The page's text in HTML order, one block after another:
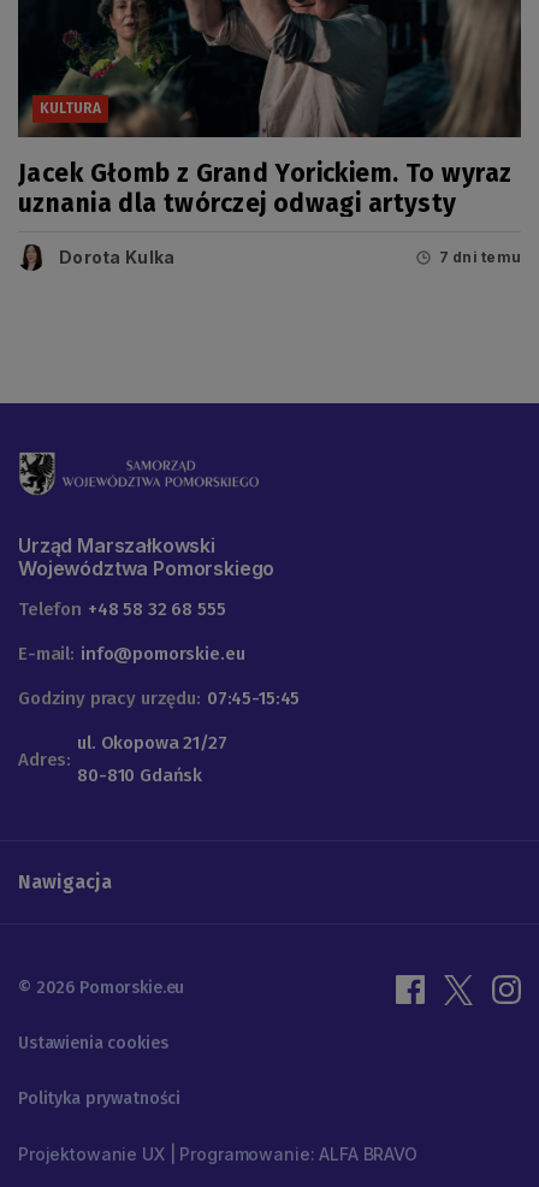
KULTURA
Jacek Głomb z Grand Yorickiem. To wyraz
uznania dla twórczej odwagi artysty
Dorota Kulka 7 dni temu
Urząd Marszałkowski
Województwa Pomorskiego
Telefon +48 58 32 68 555
E-mail: info@pomorskie.eu
Godziny pracy urzędu: 07:45-15:45
Adres:
ul. Okopowa 21/27
80-810 Gdańsk
Nawigacja
© 2026 Pomorskie.eu
Ustawienia cookies
Polityka prywatności
Projektowanie UX | Programowanie: ALFA BRAVO